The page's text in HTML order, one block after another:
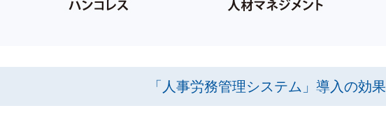
「人事労務管理システム」導入の効果